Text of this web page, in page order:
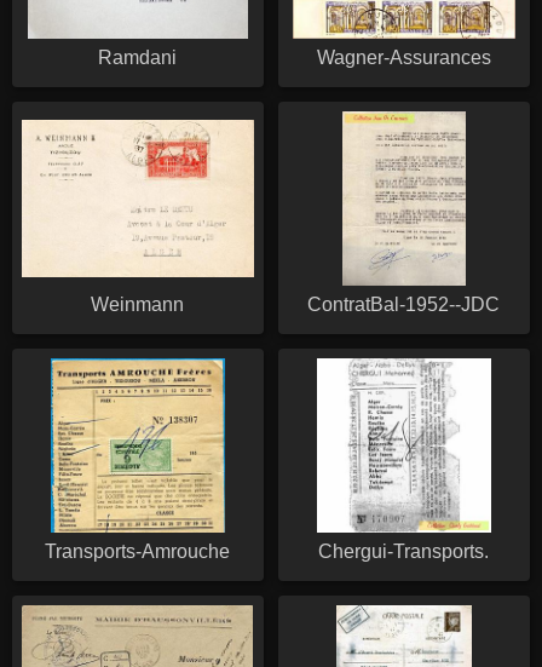
Ramdani Wagner-Assurances
Weinmann ContratBal-1952--JDC
Transports-Amrouche Chergui-Transports.